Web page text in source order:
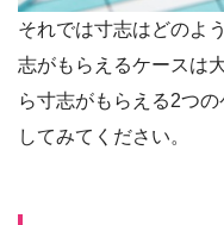
それでは寸志はどのよ
志がもらえるケースは
ら寸志がもらえる2つ
してみてください。